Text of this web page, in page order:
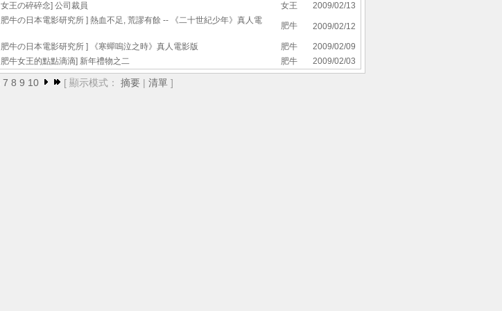
女王の碎碎念] 公司裁員 女王
2009/02/13
肥牛の日本電影研究所 ] 熱血不足, 荒謬有餘 -- 《二十世紀少年》真人電
肥牛 2009/02/12
肥牛の日本電影研究所 ] 《寒蟬嗚泣之時》真人電影版 肥牛
2009/02/09
肥牛女王的點點滴滴] 新年禮物之二 肥牛 2009/02/03
7 8 9 10 [ 顯示模式： 摘要 | 清單 ]